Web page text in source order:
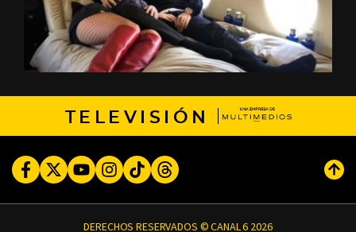
TELEVISIÓN
FacebookTwitterYoutubeInstagram
TikTokThreads
DERECHOS RESERVADOS © CANAL 6 2026